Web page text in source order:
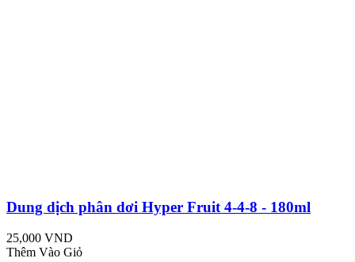
Dung dịch phân dơi Hyper Fruit 4-4-8 - 180ml
25,000 VND
Thêm Vào Giỏ